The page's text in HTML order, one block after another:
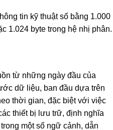
tin kỹ thuật số bằng 1.000
1.024 byte trong hệ nhị phân.
từ những ngày đầu của
dữ liệu, ban đầu dựa trên
thời gian, đặc biệt với việc
thiết bị lưu trữ, định nghĩa
một số ngữ cảnh, dẫn